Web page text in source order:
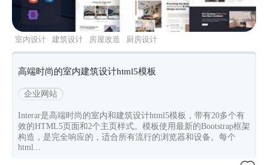
室内设计 建筑设计 房屋改造
厨房设计
bootstrap5
高端时尚的室内建筑设计html5模板
企业网站
Interar是高端时尚的室内和建筑设计html5模板，带有20多个有
效的HTML5页面和2个主页样式。模板使用最新的Bootstrap框架
构造，是完全响应的，适合所有流行的浏览器和设备。每个
html...